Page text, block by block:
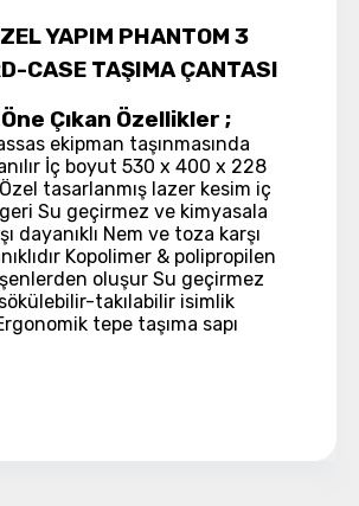
YAPIM PHANTOM 3
CASE TAŞIMA ÇANTASI
Öne Çıkan Özellikler ;
ekipman taşınmasında
İç boyut 530 x 400 x 228
tasarlanmış lazer kesim iç
Su geçirmez ve kimyasala
dayanıklı Nem ve toza karşı
Kopolimer & polipropilen
oluşur Su geçirmez
sökülebilir-takılabilir isimlik
tepe taşıma sapı